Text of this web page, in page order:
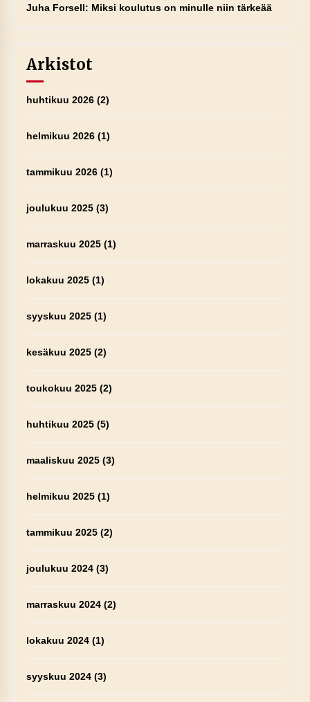
Juha Forsell: Miksi koulutus on minulle niin tärkeää
Arkistot
huhtikuu 2026(2)
helmikuu 2026(1)
tammikuu 2026(1)
joulukuu 2025(3)
marraskuu 2025(1)
lokakuu 2025(1)
syyskuu 2025(1)
kesäkuu 2025(2)
toukokuu 2025(2)
huhtikuu 2025(5)
maaliskuu 2025(3)
helmikuu 2025(1)
tammikuu 2025(2)
joulukuu 2024(3)
marraskuu 2024(2)
lokakuu 2024(1)
syyskuu 2024(3)